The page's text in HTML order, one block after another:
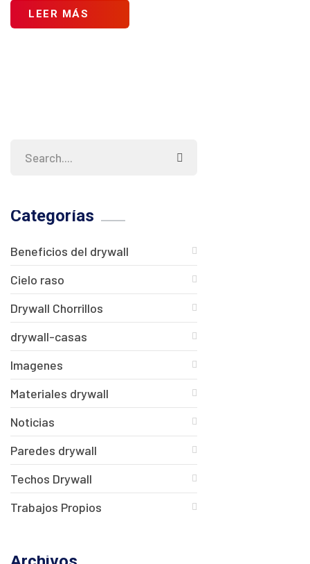
LEER MÁS
Categorías
Beneficios del drywall
Cielo raso
Drywall Chorrillos
drywall-casas
Imagenes
Materiales drywall
Noticias
Paredes drywall
Techos Drywall
Trabajos Propios